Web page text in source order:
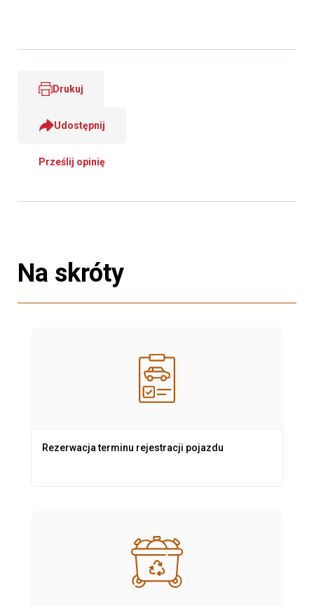
Drukuj
Udostępnij
Prześlij opinię
Na skróty
Rezerwacja terminu rejestracji pojazdu